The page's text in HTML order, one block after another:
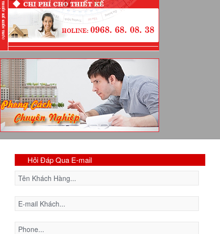
Hỏi Đáp Qua E-mail